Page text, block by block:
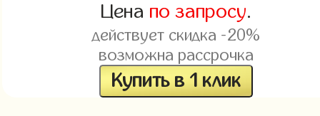
Цена по запросу.
действует скидка -20%
возможна рассрочка
Купить в 1 клик